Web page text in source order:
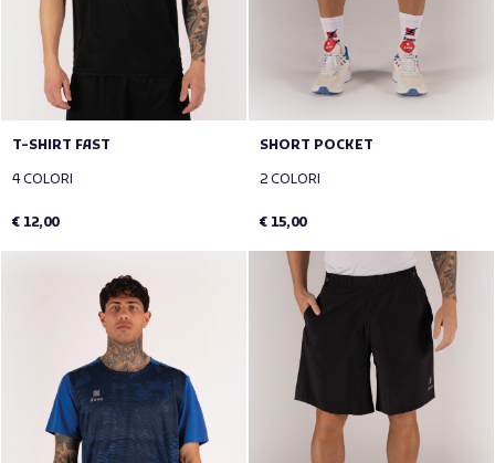
T-SHIRT FAST
4 COLORI
€ 12,00
SHORT POCKET
2 COLORI
€ 15,00